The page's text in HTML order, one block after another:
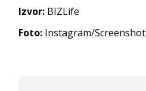
Izvor: BIZLife
Foto: Instagram/Screenshot